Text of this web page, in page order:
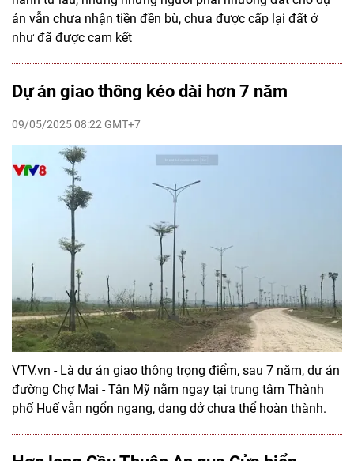
án vẫn chưa nhận tiền đền bù, chưa được cấp lại đất ở
như đã được cam kết
Dự án giao thông kéo dài hơn 7 năm
09/05/2025 08:22 GMT+7
VTV.vn - Là dự án giao thông trọng điểm, sau 7 năm, dự án
đường Chợ Mai - Tân Mỹ nằm ngay tại trung tâm Thành
phố Huế vẫn ngổn ngang, dang dở chưa thể hoàn thành.